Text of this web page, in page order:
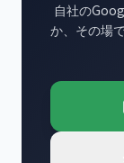
自社の
か、その場